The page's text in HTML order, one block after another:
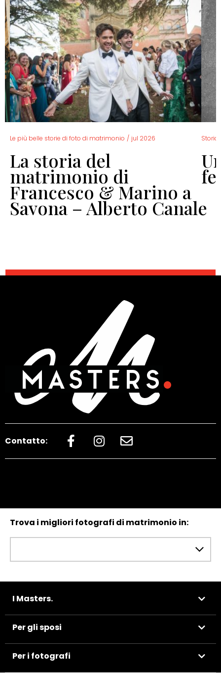
Le più belle storie di foto di matrimonio / jul 2026
La storia del
matrimonio di
Francesco & Marino a
Savona – Alberto Canale
Storia
Contatto:
Trova i migliori fotografi di matrimonio in:
I Masters.
Per gli sposi
Per i fotografi